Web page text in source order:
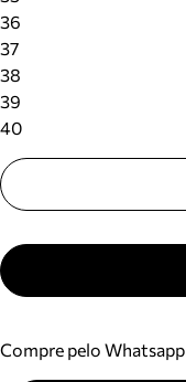
36
37
38
39
40
Compre pelo Whatsapp